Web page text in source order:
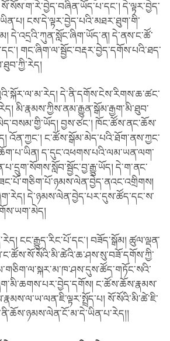
དེ་ལྟར་བྱེད་
ངས་དེ་ལྟར་བྱེད་པའི་མཐར་ཐུག་གི་
དེ་འདྲའི་ཀུན་སློང་ཞིག་ཡོད་ན། དེ་ནས་ང་ཚོ་
གང་ཞིག་ལ་སྦྱོང་བརྡར་བྱེད་དགོས་པའི་ཐད་
དེ་ནི་དགོས་ངེས་རིགས་ཆ་ཚང་
མི་རྣམས་ཀྱིས་ནམ་རྒྱུན་སྒོམ་རྒྱག་མི་ཐུབ་
བྱས་ཙང་། ཁོང་ཚོས་ནང་ཆོས་
འོན་ཀྱང་། ང་ཚོས་སྒོམ་མེད་པའི་ཐོག་ནས་ཀྱང་
ད་དུང་འཕགས་པའི་ལམ་ཡན་ལག་
དེ་ག་ནང་
དེ་ཉམས་ལེན་བྱེད་པར་དུས་ཚོད་དང་ས་
ངང་རྒྱུད་རིང་པོ་དང་། བཟོད་སྒོམ། ཚུལ་ལྡན་
ང་ཚོས་ཆོས་རྣམས་
སོ་སོའི་མི་ཚེ་ཇི་